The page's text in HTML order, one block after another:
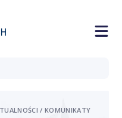
/ KOMUNIKATY